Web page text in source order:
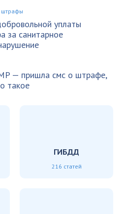
штрафы
уплаты
за санитарное
— пришла смс о штрафе,
такое
ГИБДД
216 статей